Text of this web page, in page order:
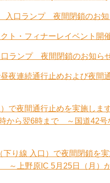
口ランプ 夜間閉鎖のお知
ト・フィナーレイベント開
ンプ 夜間閉鎖のお知ら
夜連続通行止めおよび夜
で夜間通行止めを実施し
から翌6時まで ～国道42
下り線 入口）で夜間閉鎖を
～上野原IC 5月25日（月）